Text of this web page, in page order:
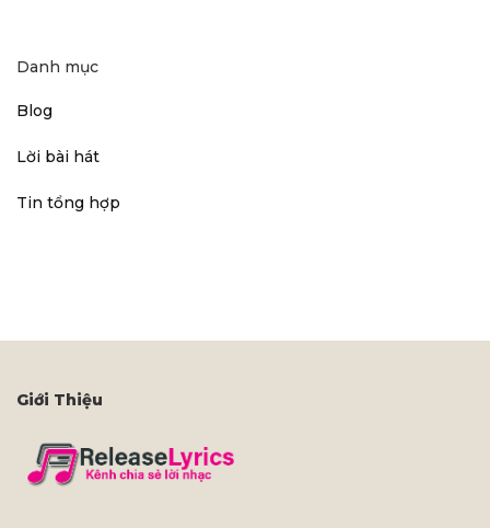
Danh mục
Blog
Lời bài hát
Tin tổng hợp
Giới Thiệu